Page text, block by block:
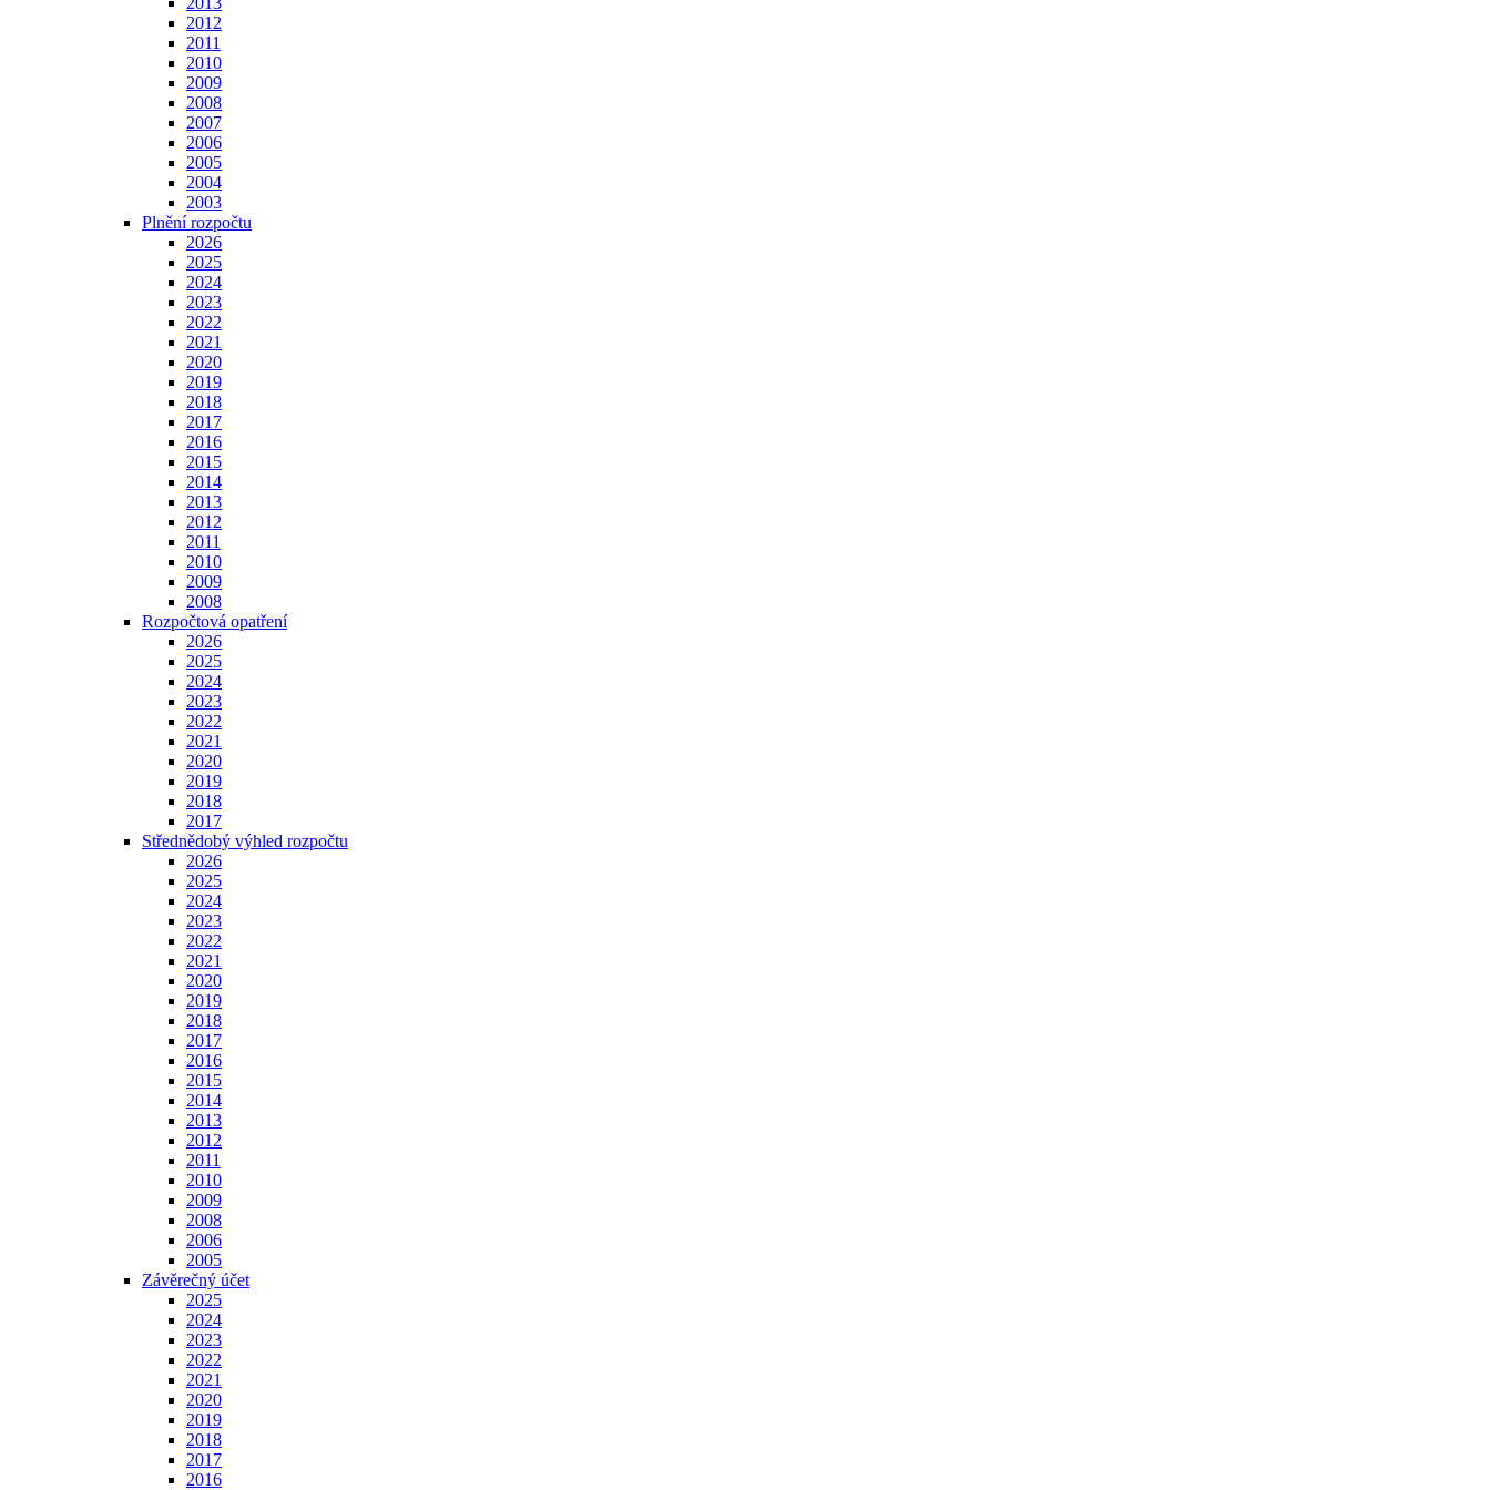
2012
2011
2010
2009
2008
2007
2006
2005
2004
2003
Plnění rozpočtu
2026
2025
2024
2023
2022
2021
2020
2019
2018
2017
2016
2015
2014
2013
2012
2011
2010
2009
2008
Rozpočtová opatření
2026
2025
2024
2023
2022
2021
2020
2019
2018
2017
Střednědobý výhled rozpočtu
2026
2025
2024
2023
2022
2021
2020
2019
2018
2017
2016
2015
2014
2013
2012
2011
2010
2009
2008
2006
2005
Závěrečný účet
2025
2024
2023
2022
2021
2020
2019
2018
2017
2016